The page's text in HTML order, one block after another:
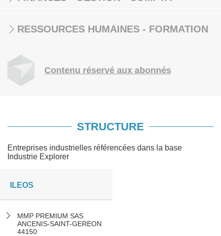
RESSOURCES HUMAINES - FORMATION
Contenu réservé aux abonnés
STRUCTURE
Entreprises industrielles référencées dans la base
Industrie Explorer
ILEOS
MMP PREMIUM SAS
ANCENIS-SAINT-GEREON
44150